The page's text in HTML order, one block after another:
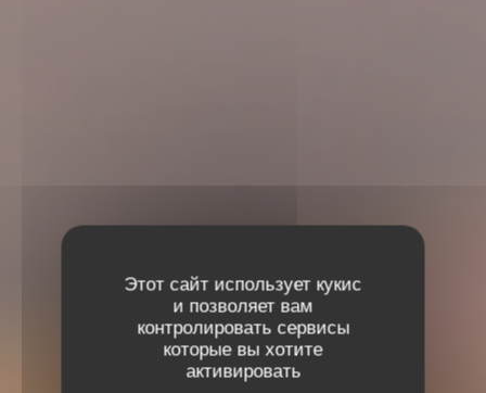
Этот сайт использует кукис
и позволяет вам
контролировать сервисы
которые вы хотите
активировать